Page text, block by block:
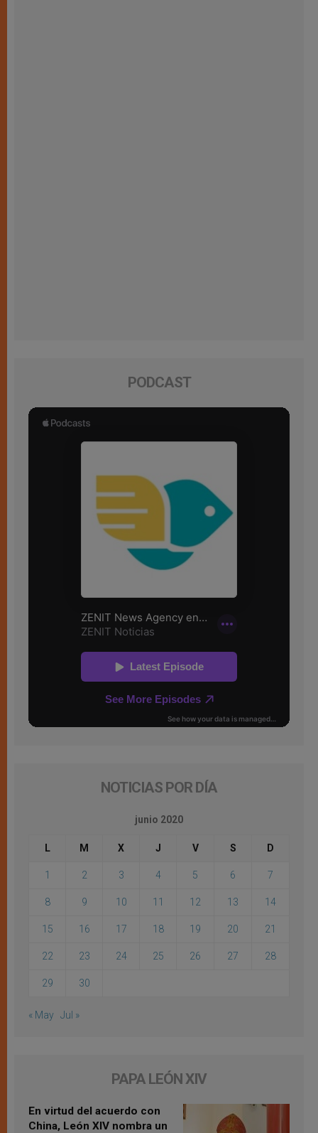
PODCAST
NOTICIAS POR DÍA
junio 2020
L M X J V S D
1 2 3 4 5 6 7
8 9 10 11 12 13 14
15 16 17 18 19 20 21
22 23 24 25 26 27 28
29 30
« May Jul »
PAPA LEÓN XIV
En virtud del acuerdo con
China, León XIV nombra un